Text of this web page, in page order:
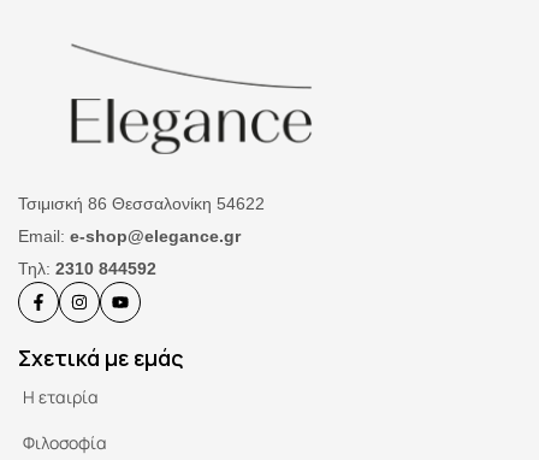
Τσιμισκή 86 Θεσσαλονίκη 54622
Email: e-shop@elegance.gr
Τηλ: 2310 844592
Σχετικά με εμάς
Η εταιρία
Φιλοσοφία